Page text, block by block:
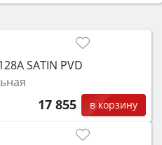
с типом (газовый или
50–70 л для семьи,
самоочистка,
SATIN PVD
17 855 в корзину